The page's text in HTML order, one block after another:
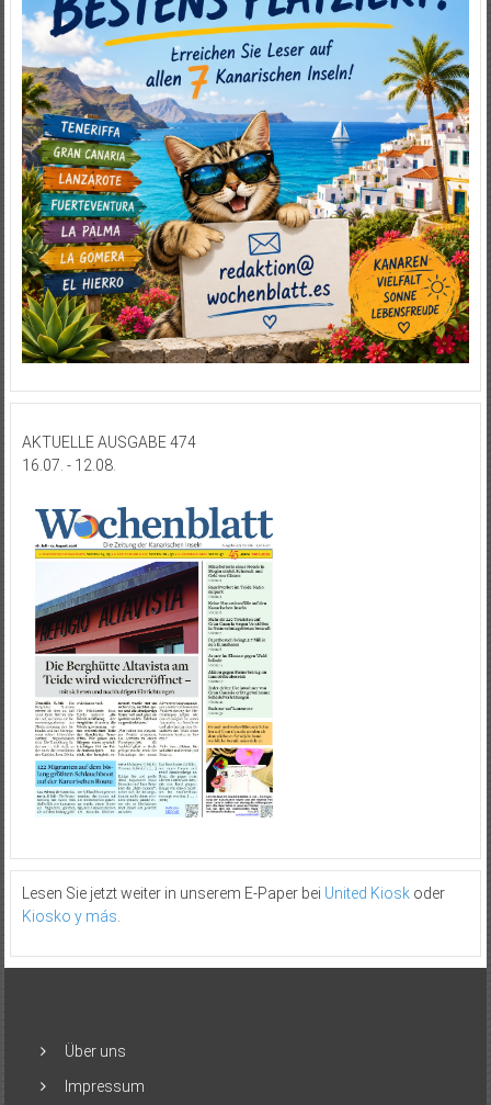
AKTUELLE AUSGABE 474
16.07. - 12.08.
Lesen Sie jetzt weiter in unserem E-Paper bei United Kioskoder
Kiosko y más
Über uns
Impressum